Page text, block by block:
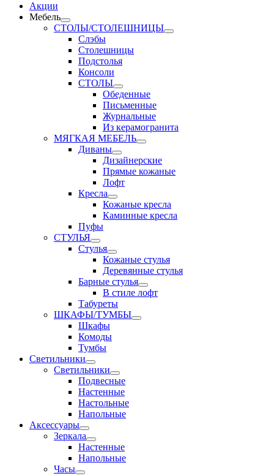
Акции
Мебель
СТОЛЫ/СТОЛЕШНИЦЫ
Слэбы
Столешницы
Подстолья
Консоли
СТОЛЫ
Обеденные
Письменные
Журнальные
Из керамогранита
МЯГКАЯ МЕБЕЛЬ
Диваны
Дизайнерские
Прямые кожаные
Лофт
Кресла
Кожаные кресла
Каминные кресла
Пуфы
СТУЛЬЯ
Стулья
Кожаные стулья
Деревянные стулья
Барные стулья
В стиле лофт
Табуреты
ШКАФЫ/ТУМБЫ
Шкафы
Комоды
Тумбы
Светильники
Светильники
Подвесные
Настенные
Настольные
Напольные
Аксессуары
Зеркала
Настенные
Напольные
Часы